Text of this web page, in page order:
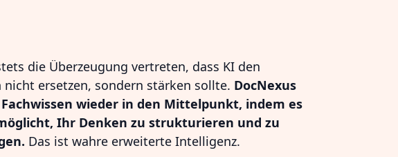
die Überzeugung vertreten, dass KI den
nicht ersetzen, sondern stärken sollte. DocNexus
wieder in den Mittelpunkt, indem es
Ihr Denken zu strukturieren und zu
Das ist wahre erweiterte Intelligenz.